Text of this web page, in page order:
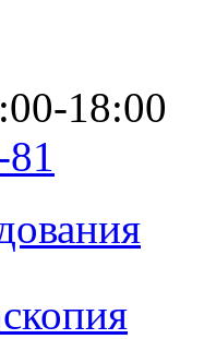
18:00